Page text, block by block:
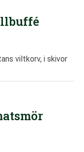
viltkorv, i skivor